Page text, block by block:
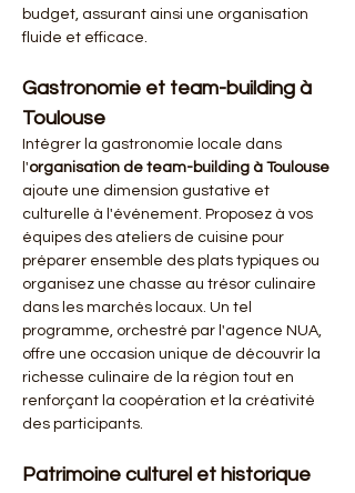
budget, assurant ainsi une organisation
fluide et efficace.
Gastronomie et team-building à
Toulouse
Intégrer la gastronomie locale dans
l'organisation de team-building à Toulouse
ajoute une dimension gustative et
culturelle à l'événement. Proposez à vos
équipes des ateliers de cuisine pour
préparer ensemble des plats typiques ou
organisez une chasse au trésor culinaire
dans les marchés locaux. Un tel
programme, orchestré par l'agence NUA,
offre une occasion unique de découvrir la
richesse culinaire de la région tout en
renforçant la coopération et la créativité
des participants.
Patrimoine culturel et historique